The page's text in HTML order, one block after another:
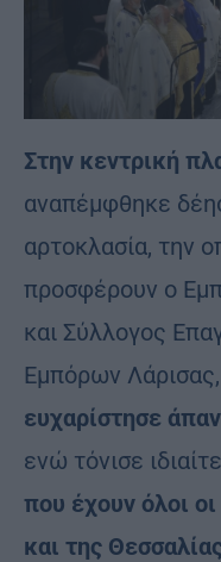
Στην κεντρική
αναπέμφθηκε
αρτοκλασία, την
προσφέρουν ο
και Σύλλογος
Εμπόρων Λάρισας,
ευχαρίστησε
ενώ τόνισε
που έχουν όλοι
και της